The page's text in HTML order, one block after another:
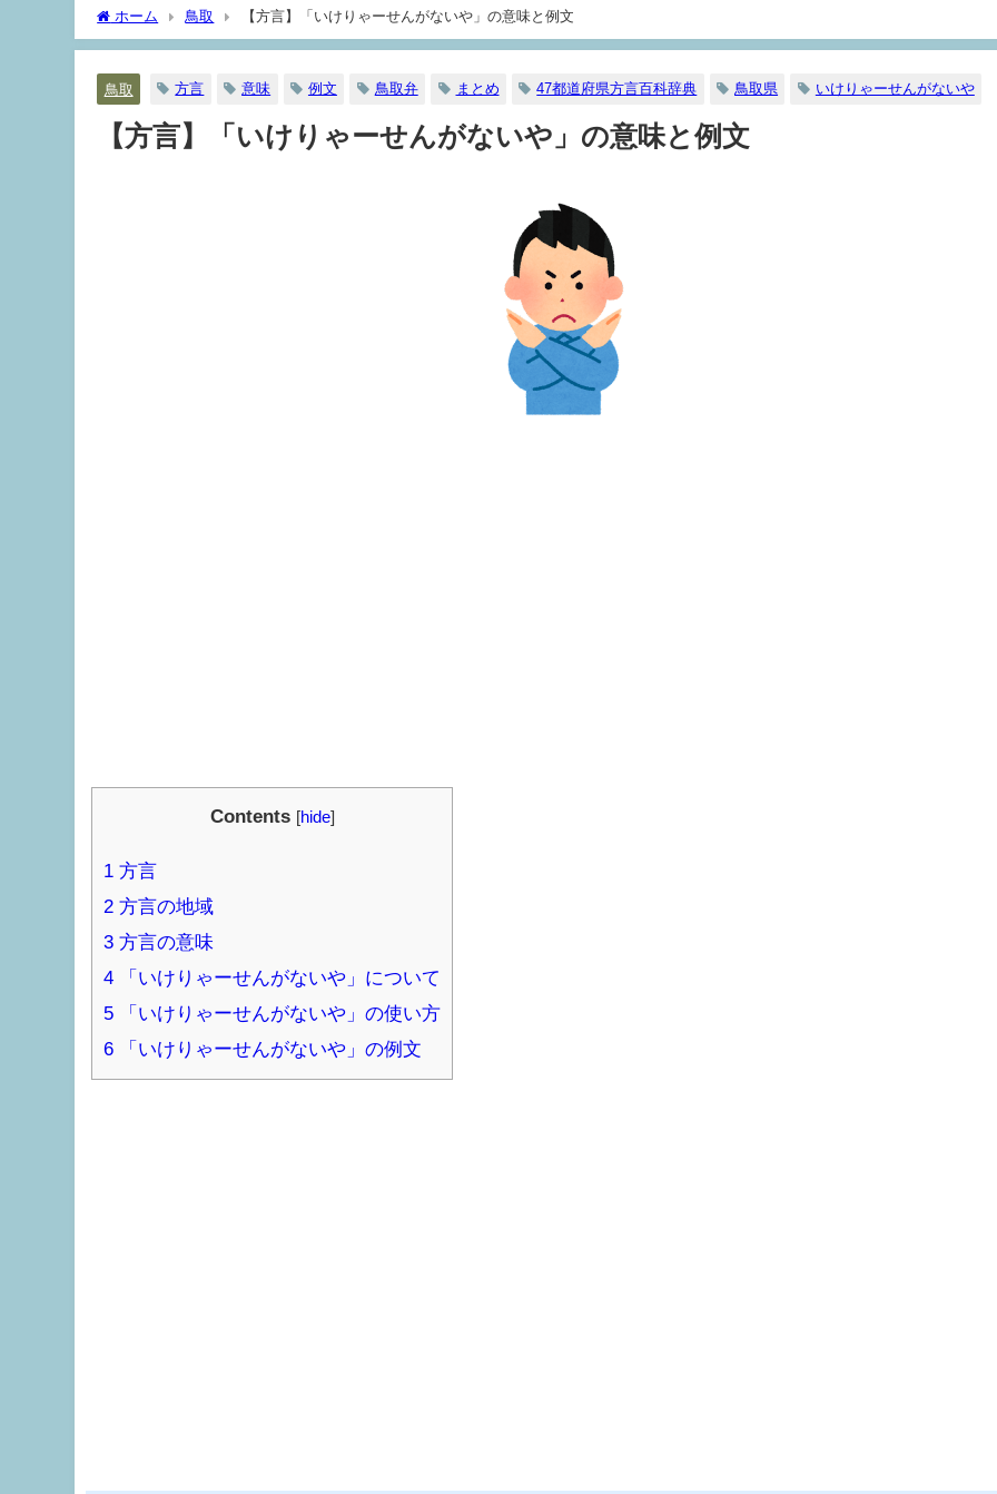
ホーム 鳥取 【方言】「いけりゃーせんがないや」の意味と例文
鳥取 方言 意味 例文 鳥取弁 まとめ 47都道府県方言百科辞典 鳥取県 いけりゃーせんがないや
【方言】「いけりゃーせんがないや」の意味と例文
Contents [hide]
1 方言
2 方言の地域
3 方言の意味
4 「いけりゃーせんがないや」について
5 「いけりゃーせんがないや」の使い方
6 「いけりゃーせんがないや」の例文